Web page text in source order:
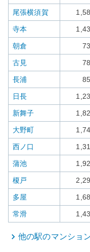
尾張横須賀
寺本
朝倉
古見
長浦
日長
新舞子
大野町
西ノ口
蒲池
榎戸
多屋
常滑
他の駅のマンショ